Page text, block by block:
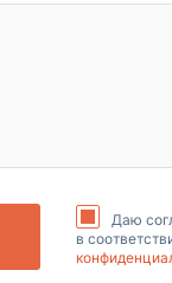
Даю
в